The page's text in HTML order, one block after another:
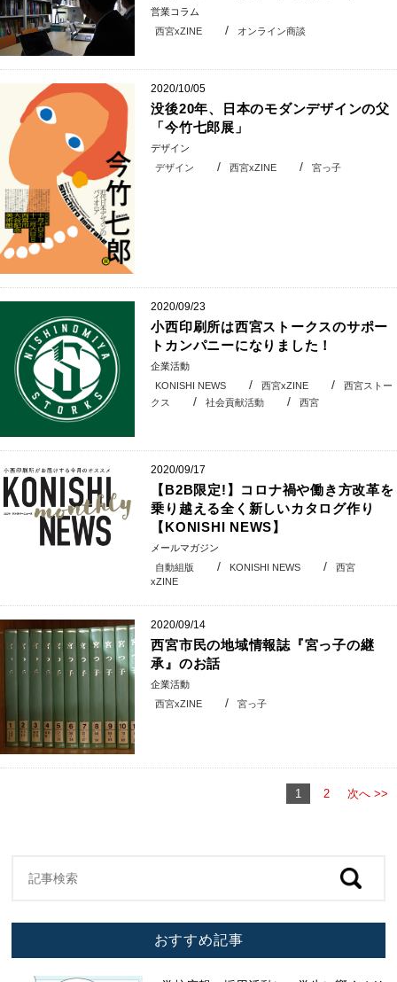
営業コラム
西宮xZINE
オンライン商談
2020/10/05
没後20年、日本のモダンデザインの父
「今竹七郎展」
デザイン
デザイン
西宮xZINE 宮っ子
2020/09/23
小西印刷所は西宮ストークスのサポー
トカンパニーになりました！
企業活動
KONISHI NEWS
西宮xZINE
西宮ストー
クス
社会貢献活動 西宮
2020/09/17
【B2B限定!】コロナ禍や働き方改革を
乗り越える全く新しいカタログ作り
【KONISHI NEWS】
メールマガジン
自動組版
KONISHI NEWS
西宮
xZINE
2020/09/14
西宮市民の地域情報誌『宮っ子の継
承』のお話
企業活動
西宮xZINE
宮っ子
1 2 次へ >>
おすすめ記事